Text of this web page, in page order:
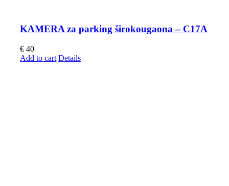
KAMERA za parking širokougaona – C17A
€ 40
Add to cart Details